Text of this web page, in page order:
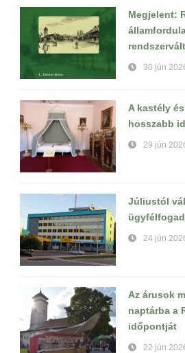
Megjelent:
30 jún
A kastély
hosszabb
29 jún
Júliustól
24 jún
Az árusok
naptárba a
időpontját
22 jún